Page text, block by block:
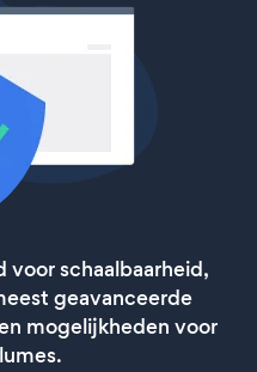
schaalbaarheid,
geavanceerde
mogelijkheden voor